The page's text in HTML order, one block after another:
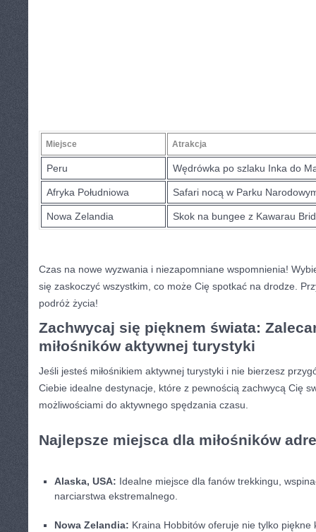
Miejsce Atrakcja
Peru Wędrówka po szlaku Inka do
Afryka Południowa Safari nocą w⁢ Parku​
Nowa Zelandia Skok na bungee‌ z Kawarau
Czas na ⁢nowe wyzwania‌ i‌ niezapomniane wspomnienia!
się ⁢zaskoczyć wszystkim, co⁢ może Cię spotkać na drodze.
podróż życia!
Zachwycaj⁤ się pięknem świata:‍
miłośników aktywnej turystyki
Jeśli jesteś miłośnikiem aktywnej turystyki⁤ i nie bierzesz
Ciebie idealne‌ destynacje, które z pewnością zachwycą Cię
możliwościami do aktywnego spędzania czasu.
Najlepsze miejsca ‍dla⁢ miłośników
Alaska, USA: Idealne miejsce dla fanów​ trekkingu,⁢
narciarstwa ekstremalnego.
Nowa Zelandia: Kraina Hobbitów oferuje nie⁣ tylko​